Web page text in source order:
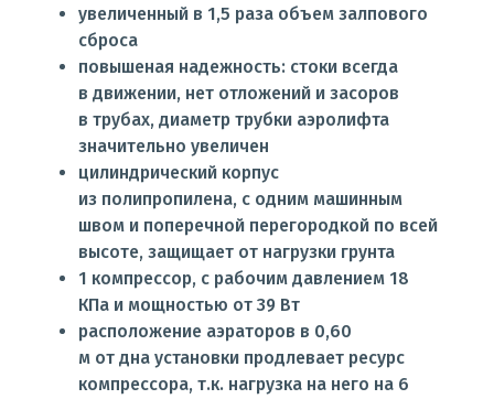
увеличенный в 1,5 раза объем залпового
сброса
повышеная надежность: стоки всегда
в движении, нет отложений и засоров
в трубах, диаметр трубки аэролифта
значительно увеличен
цилиндрический корпус
из полипропилена, с одним машинным
швом и поперечной перегородкой по всей
высоте, защищает от нагрузки грунта
1 компрессор, с рабочим давлением 18
КПа и мощностью от 39 Вт
расположение аэраторов в 0,60
м от дна установки продлевает ресурс
компрессора, т.к. нагрузка на него на 6